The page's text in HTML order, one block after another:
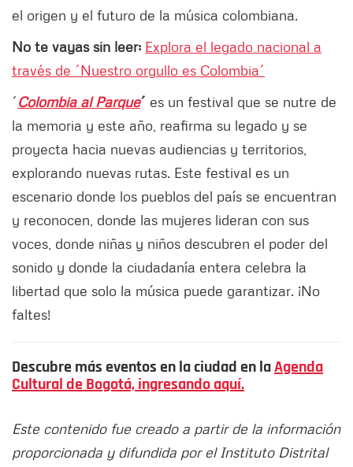
el origen y el futuro de la música colombiana.
No te vayas sin leer: Explora el legado nacional a
través de ´Nuestro orgullo es Colombia´
´Colombia al Parque´ es un festival que se nutre de
la memoria y este año, reafirma su legado y se
proyecta hacia nuevas audiencias y territorios,
explorando nuevas rutas. Este festival es un
escenario donde los pueblos del país se encuentran
y reconocen, donde las mujeres lideran con sus
voces, donde niñas y niños descubren el poder del
sonido y donde la ciudadanía entera celebra la
libertad que solo la música puede garantizar. ¡No
faltes!
Descubre más eventos en la ciudad en laAgenda
Cultural de Bogotá, ingresando aquí.
Este contenido fue creado a partir de la información
proporcionada y difundida por el Instituto Distrital